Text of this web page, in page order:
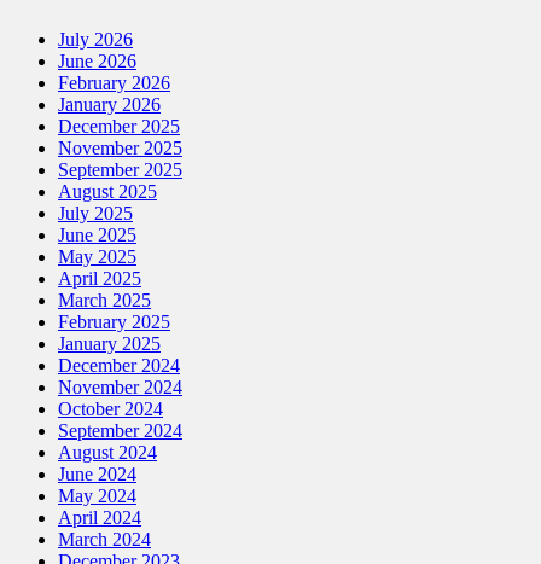
July 2026
June 2026
February 2026
January 2026
December 2025
November 2025
September 2025
August 2025
July 2025
June 2025
May 2025
April 2025
March 2025
February 2025
January 2025
December 2024
November 2024
October 2024
September 2024
August 2024
June 2024
May 2024
April 2024
March 2024